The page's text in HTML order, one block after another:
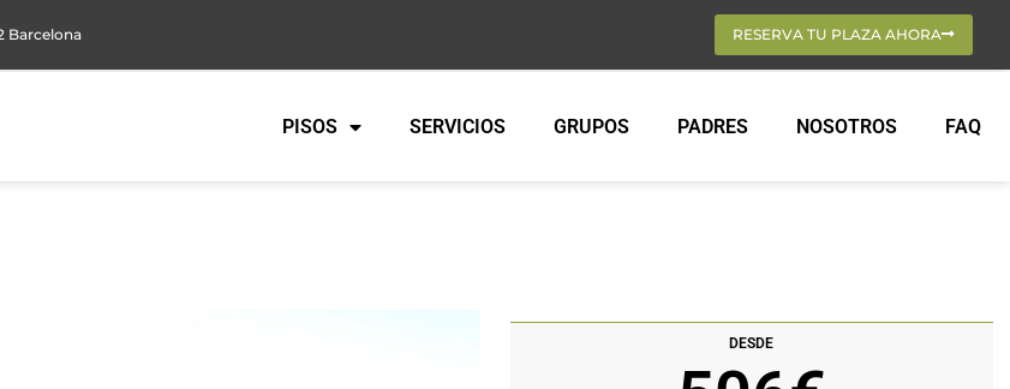
Barcelona RESERVA TU PLAZA AHORA
PISOS SERVICIOS GRUPOS PADRES NOSOTROS FAQ
DESDE